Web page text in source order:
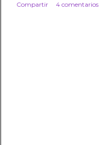
Compartir 4 comentarios